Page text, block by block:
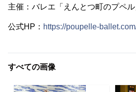
主催：バレエ「えんとつ町のプペ
公式HP： https://poupelle-
すべての画像